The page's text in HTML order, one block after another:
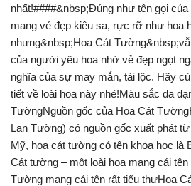
nhất!####&nbsp;Đúng như tên gọi
mang vẻ đẹp kiêu sa, rực rỡ như hoa
nhưng&nbsp;Hoa Cát
của người yêu hoa nhờ vẻ đẹp ngọt
nghĩa của sự may mắn, tài lộc. Hãy
tiết về loài hoa này nhé!Màu sắc đa
TườngNguồn gốc của Hoa Cát
Lan Tường) có nguồn gốc xuất phát
Mỹ, hoa cát tường có tên khoa học là
Cát tường – một loài hoa mang cái
Tường mang cái tên rất tiểu thưHoa